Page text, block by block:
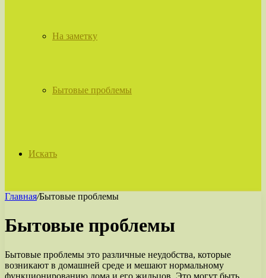
На заметку
Бытовые проблемы
Искать
Главная/Бытовые проблемы
Бытовые проблемы
Бытовые проблемы это различные неудобства, которые
возникают в домашней среде и мешают нормальному
функционированию дома и его жильцов. Это могут быть